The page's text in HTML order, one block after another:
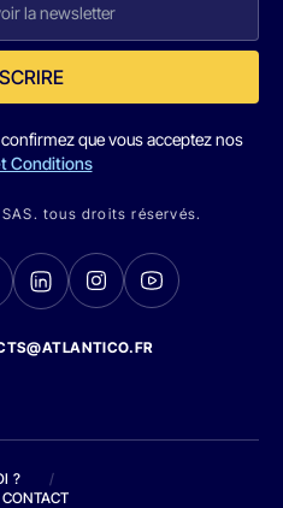
que vous acceptez nos
Conditions
tous droits réservés.
?
/
CONTACT